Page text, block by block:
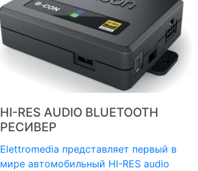
HI-RES AUDIO BLUETOOTH
РЕСИВЕР
Elettromedia представляет первый в
мире автомобильный HI-RES audio